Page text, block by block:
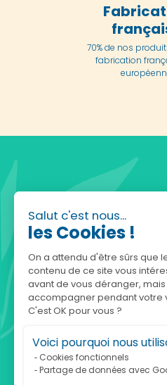
Salut c'est nous...
les Cookies !
On a attendu d'être sûrs que
contenu de ce site vous
avant de vous déranger,
accompagner pendant votre
C'est OK pour vous ?
Voici pourquoi nous
Cookies fonctionnels
Partage de données avec
70% de nos
fabrication
Fondée en
française qui
comprendre et
est à votre
accompagner.
Notre adresse :
achatnature.com